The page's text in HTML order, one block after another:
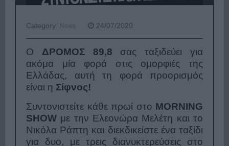
Category: News 24/07/2020
Ο ΔΡΟΜΟΣ 89,8 σας ταξιδεύει για
ακόμα μία φορά στις ομορφιές της
Ελλάδας, αυτή τη φορά προορισμός
είναι η Σίφνος!
Συντονιστείτε κάθε πρωί στο MORNING
SHOW με την Ελεονώρα Μελέτη και το
Νικόλα Ράπτη και διεκδικείστε ένα ταξίδι
για δυο, με τρεις διανυκτερεύσεις στο